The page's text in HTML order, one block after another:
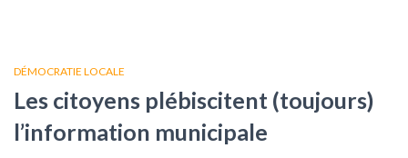
DÉMOCRATIE LOCALE
Les citoyens plébiscitent (toujours)
l’information municipale